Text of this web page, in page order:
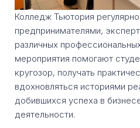
Колледж Тьютория
предпринимателями,
различных
мероприятия помогают
кругозор, получать
вдохновляться историями
добившихся успеха в
деятельности.